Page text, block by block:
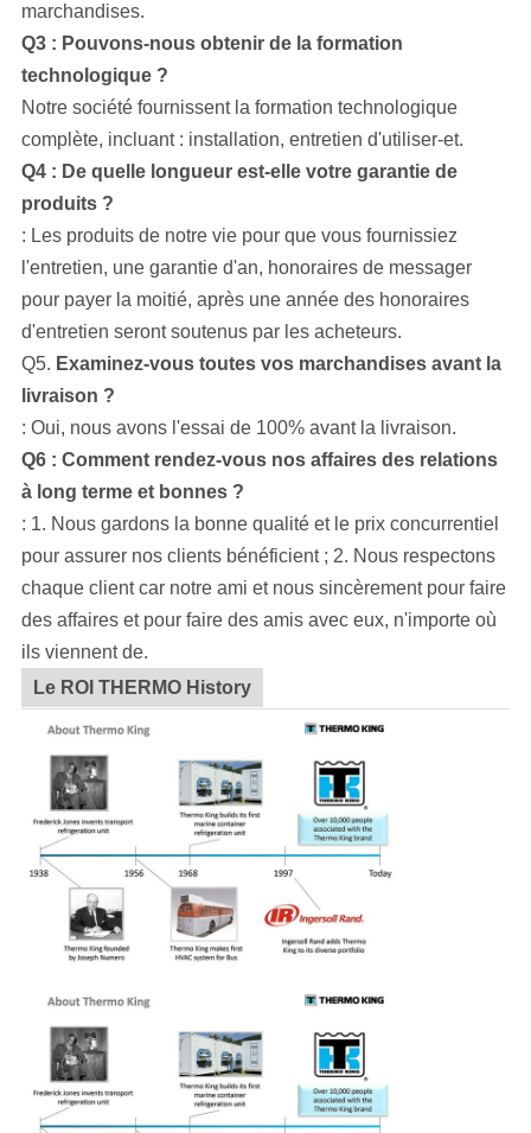
marchandises.
Q3 : Pouvons-nous obtenir de la formation
technologique ?
Notre société fournissent la formation technologique
complète, incluant : installation, entretien d'utiliser-et.
Q4 : De quelle longueur est-elle votre garantie de
produits ?
: Les produits de notre vie pour que vous fournissiez
l'entretien, une garantie d'an, honoraires de messager
pour payer la moitié, après une année des honoraires
d'entretien seront soutenus par les acheteurs.
Q5. Examinez-vous toutes vos marchandises avant la
livraison ?
: Oui, nous avons l'essai de 100% avant la livraison.
Q6 : Comment rendez-vous nos affaires des relations
à long terme et bonnes ?
: 1. Nous gardons la bonne qualité et le prix concurrentiel
pour assurer nos clients bénéficient ; 2. Nous respectons
chaque client car notre ami et nous sincèrement pour faire
des affaires et pour faire des amis avec eux, n'importe où
ils viennent de.
Le ROI THERMO History